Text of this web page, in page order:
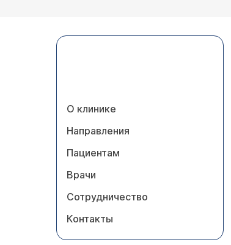
О клинике
Направления
Пациентам
Врачи
Сотрудничество
Контакты